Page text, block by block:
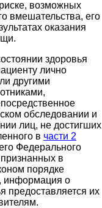
возможных
вмешательства, его
оказания
здоровья
лично
другими
обследовании и
лиц, не достигших
в части 2
Федерального
в
порядке
информация о
предоставляется их